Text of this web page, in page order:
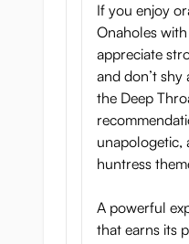
Lengte: 16,5 cm
Breedte:8,5 cm
Omtrek mond:
Omtrek
Omtrek
Gewicht:549 g
If you enjoy
Onaholes
appreciate
and don’t shy
the Deep
unapologetic,
huntress
A powerful
that earns its